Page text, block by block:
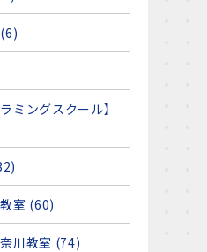
ミングスクール】
室 (60)
川教室 (74)